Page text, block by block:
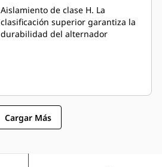
Aislamiento de clase H. La
clasificación superior garantiza la
durabilidad del alternador
Cargar Más